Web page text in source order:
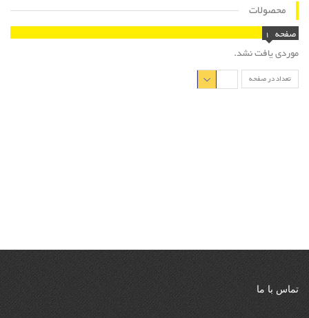
محصولات
صفحه 1
موردی یافت نشد.
تعداد در صفحه
تماس با ما